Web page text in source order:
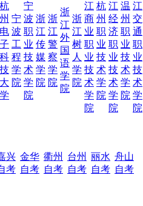
杭
州
电
子
科
技
大
学
宁
波
工
程
学
院
宁
波
职
业
技
术
学
院
浙
江
传
媒
学
院
浙
江
警
察
学
院
浙
江
外
国
语
学
院
浙
江
树
人
学
院
江
商
业
职
业
技
术
学
院
杭
州
职
业
技
术
学
院
江
经
济
职
业
技
术
学
院
温
州
职
业
技
术
学
院
江
交
通
职
业
技
术
学
院
兴
考
金华
自考
衢州
自考
台州
自考
丽水
自考
舟山
自考